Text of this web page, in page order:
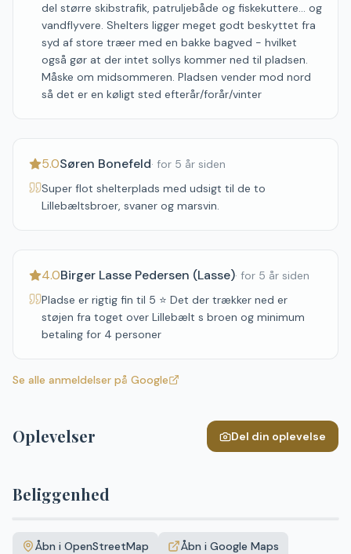
del større skibstrafik, patruljebåde og fiskekuttere… og
vandflyvere. Shelters ligger meget godt beskyttet fra
syd af store træer med en bakke bagved - hvilket
også gør at der intet sollys kommer ned til pladsen.
Måske om midsommeren. Pladsen vender mod nord
så det er en køligt sted efterår/forår/vinter
5.0Søren Bonefeld· for 5 år siden
Super flot shelterplads med udsigt til de to
Lillebæltsbroer, svaner og marsvin.
4.0Birger Lasse Pedersen (Lasse)· for 5 år siden
Pladse er rigtig fin til 5 ⭐ Det der trækker ned er
støjen fra toget over Lillebælt s broen og minimum
betaling for 4 personer
Se alle anmeldelser på Google
Oplevelser Del din oplevelse
Beliggenhed
+Åbn i OpenStreetMap Åbn i Google Maps